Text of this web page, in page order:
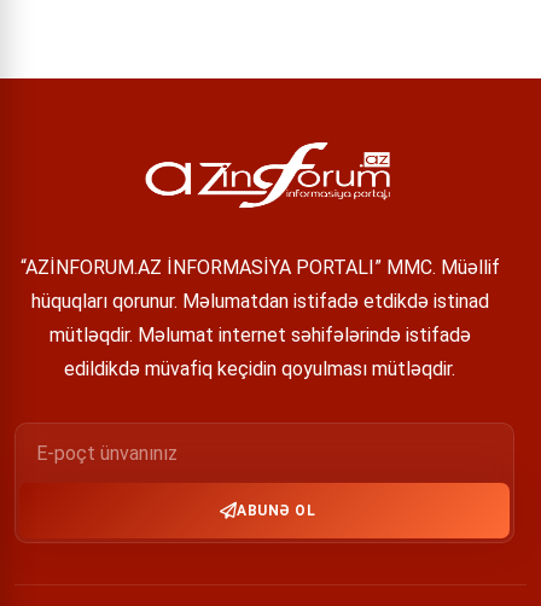
“AZİNFORUM.AZ İNFORMASİYA PORTALI” MMC. Müəllif
hüquqları qorunur. Məlumatdan istifadə etdikdə istinad
mütləqdir. Məlumat internet səhifələrində istifadə
edildikdə müvafiq keçidin qoyulması mütləqdir.
ABUNƏ OL